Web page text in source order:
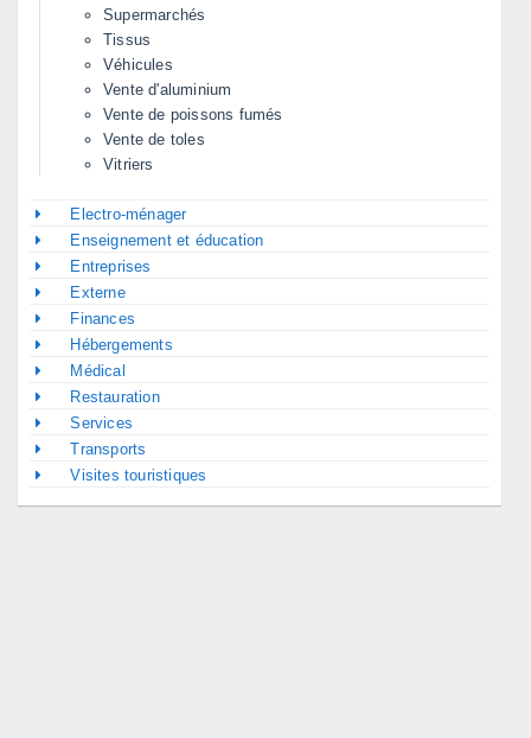
Supermarchés
Tissus
Véhicules
Vente d'aluminium
Vente de poissons fumés
Vente de toles
Vitriers
Electro-ménager
Enseignement et éducation
Entreprises
Externe
Finances
Hébergements
Médical
Restauration
Services
Transports
Visites touristiques